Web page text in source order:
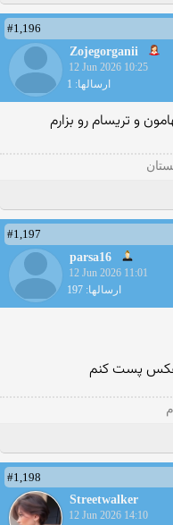
#1,196
Zojegorganii
12 Jun 2026 10:25
ارسالها: 1
و تریسام رو بزارم
#1,197
parsa16
12 Jun 2026 11:01
ارسالها: 197
عکس پست کنم
#1,198
Streetwalker
12 Jun 2026 14:10